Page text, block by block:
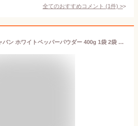
全てのおすすめコメント (1件) >
楽天1位 GABAN ギャバン ホワイトペッパーパウダー 400g 1袋 2袋 ホワイトペッパー パウダー スパイス 辛味 香辛料 業務用 粒 胡椒 粒黒胡椒 袋 厳選使用 パスタ グラタン ピザ ステーキ ドレッシング フライドチキン マリネ 下味 ペッパー ホール ハーブ 一粒 コショウ